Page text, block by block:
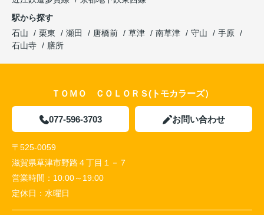
駅から探す
石山
栗東 瀬田 唐橋前 草津 南草津 守山
手原
石山寺
膳所
ＴＯＭＯ ＣＯＬＯＲＳ(トモカラーズ）
077-596-3703 お問い合わせ
〒525-0059
滋賀県草津市野路４丁目１－７
営業時間： 10:00～19:00
定休日： 水曜日